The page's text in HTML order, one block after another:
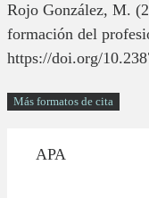
Rojo González, M.
formación del
https://doi.org/
Más formatos de cita
APA